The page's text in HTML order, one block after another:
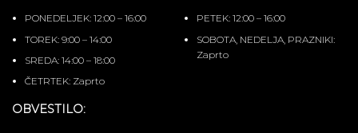
PONEDELJEK: 12:00 – 16:00
TOREK: 9:00 – 14:00
SREDA: 14:00 – 18:00
ČETRTEK: Zaprto
PETEK: 12:00 – 16:00
SOBOTA, NEDELJA, PRAZNIKI:
Zaprto
OBVESTILO: